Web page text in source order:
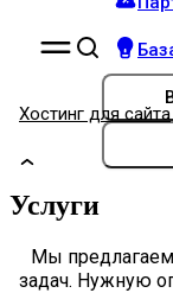
Хостинг для сайта
Услуги
Мы
задач. Нужную